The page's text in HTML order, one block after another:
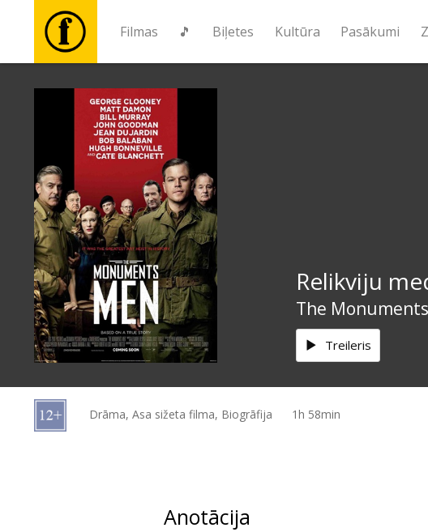
Filmas 🎵 Biļetes Kultūra Pasākumi
Filmas
Biļetes
Kultūra
Pasākumi
Ziņas
kartes
Relikviju
The
Treileris
Drāma, Asa sižeta filma, Biogrāfija 1h 58min
Anotācija